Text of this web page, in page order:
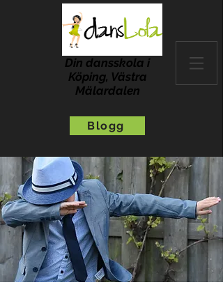
Din dansskola i
Köping, Västra
Mälardalen
Blogg